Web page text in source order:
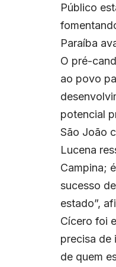
Público
Paraíba
O pré-
ao povo
potencial
São João
Lucena
Campina;
sucesso
estado”,
Cícero foi
precisa de
de quem